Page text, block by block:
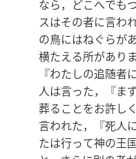
なら，どこへでも
スはその者に言わ
の鳥にはねぐらが
横たえる所があり
『わたしの追随者
人は言った，『ま
葬ることをお許し
言われた，『死人
たは行って神の王